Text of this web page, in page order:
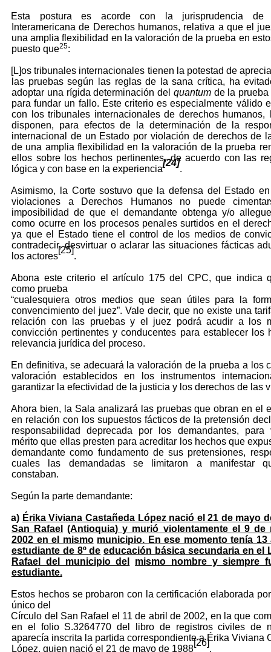
Esta postura es acorde con la jurisprudencia de
Interamericana de Derechos humanos, relativa a que el
una amplia flexibilidad en la valoración de la prueba en
puesto que25:
[L]os tribunales internacionales tienen la potestad de
las pruebas según las reglas de la sana crítica, ha
adoptar una rígida determinación del quantumde la prueba
para fundar un fallo. Este criterio es especialmente válido
con los tribunales internacionales de derechos humanos,
disponen, para efectos de la determinación de la
internacional de un Estado por violación de derechos de
de una amplia flexibilidad en la valoración de la prueba
ellos sobre los hechos pertinentes, de acuerdo con las
lógica y con base en la experiencia
[24]
.
Asimismo, la Corte sostuvo que la defensa del Estado
violaciones a Derechos Humanos no puede
imposibilidad de que el demandante obtenga y/o
como ocurre en los procesos penales surtidos en el
ya que el Estado tiene el control de los medios de
contradecir, desvirtuar o aclarar las situaciones fácticas
los actores
[25]
.
Abona este criterio el artículo 175 del CPC, que indica
como prueba
“cualesquiera otros medios que sean útiles para la
convencimiento del juez”. Vale decir, que no existe una
relación con las pruebas y el juez podrá acudir a los
convicción pertinentes y conducentes para establecer los
relevancia jurídica del proceso.
En definitiva, se adecuará la valoración de la prueba a los
valoración establecidos en los instrumentos
garantizar la efectividad de la justicia y los derechos de las
Ahora bien, la Sala analizará las pruebas que obran en el
en relación con los supuestos fácticos de la pretensión
responsabilidad deprecada por los demandantes, para
mérito que ellas presten para acreditar los hechos que
demandante como fundamento de sus pretensiones,
cuales las demandadas se limitaron a manifestar
constaban.
Según la parte demandante:
a) Érika Viviana Castañeda López nació el 21 de mayo
San Rafael
(Antioquia) y murió violentamente el 9 de
2002 en el mismo municipio. En ese momento tenía 13
estudiante de 8º de educación básica secundaria en el
Rafael del municipio del
mismo nombre y siempre
estudiante.
Estos hechos se probaron con la certificación elaborada
único del
Círculo del San Rafael el 11 de abril de 2002, en la que
en el folio S.3264770 del libro de registros civiles de
aparecía inscrita la partida correspondiente a Érika Viviana
López, quien nació el 21 de mayo de 1988
[26]
.